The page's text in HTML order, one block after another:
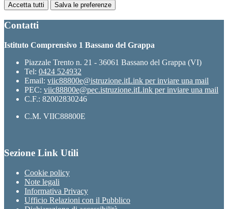
Accetta tutti Salva le preferenze
Contatti
Istituto Comprensivo 1 Bassano del Grappa
Piazzale Trento n. 21 - 36061 Bassano del Grappa (VI)
Tel: 0424 524932
Email: viic88800e@istruzione.itLink per inviare una mail
PEC: viic88800e@pec.istruzione.itLink per inviare una mail
C.F.: 82002830246
C.M. VIIC88800E
Sezione Link Utili
Cookie policy
Note legali
Informativa Privacy
Ufficio Relazioni con il Pubblico